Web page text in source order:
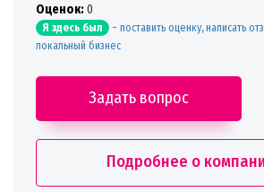
Oценок:0
Я здесь был - поставить оценку, написать
локальный бизнес
Задать вопрос
Подробнее о